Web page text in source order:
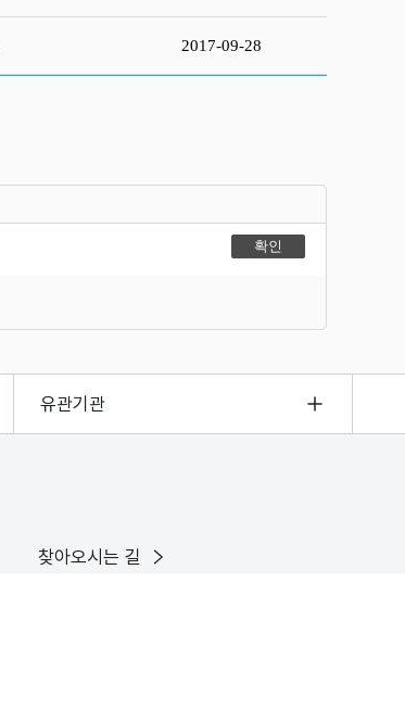
2017-09-28
유관기관
찾아오시는 길